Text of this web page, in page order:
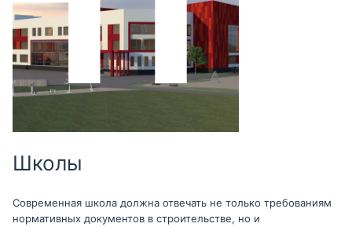
Школы
Современная школа должна отвечать не только требованиям
нормативных документов в строительстве, но и